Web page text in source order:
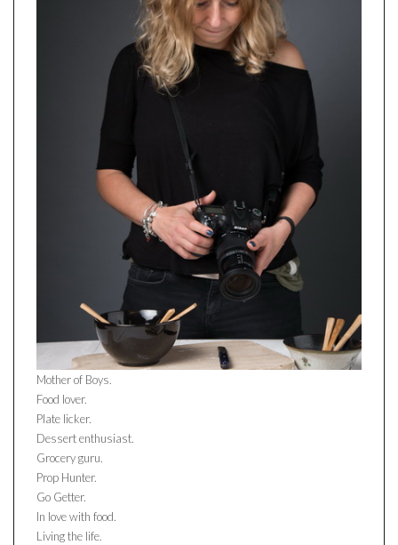
Mother of Boys.
Food lover.
Plate licker.
Dessert enthusiast.
Grocery guru.
Prop Hunter.
Go Getter.
In love with food.
Living the life.